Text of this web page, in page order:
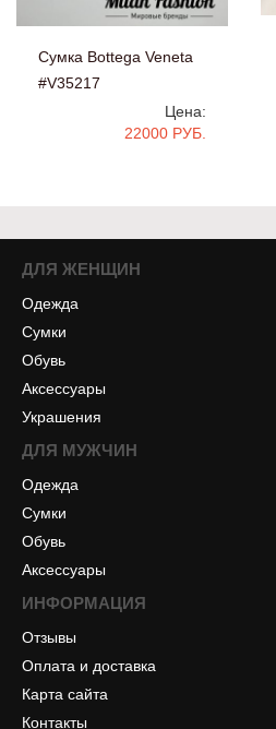
Сумка Bottega Veneta
#V35217
Цена:
22000 РУБ.
ДЛЯ ЖЕНЩИН
Одежда
Сумки
Обувь
Аксессуары
Украшения
ДЛЯ МУЖЧИН
Одежда
Сумки
Обувь
Аксессуары
ИНФОРМАЦИЯ
Отзывы
Оплата и доставка
Карта сайта
Контакты